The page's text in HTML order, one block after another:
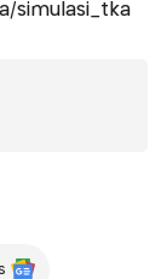
simulasi_tka